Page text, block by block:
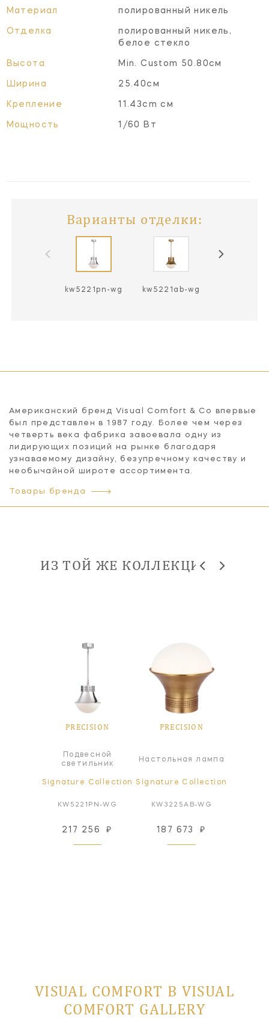
Материал полированный никель
Отделка
полированный никель,
белое стекло
Высота Min. Custom 50.80см
Ширина 25.40см
Крепление 11.43cm см
Мощность 1/60 Вт
Варианты отделки:
kw5221pn-wg kw5221ab-wg
Американский бренд Visual Comfort & Co впервые
был представлен в 1987 году. Более чем через
четверть века фабрика завоевала одну из
лидирующих позиций на рынке благодаря
узнаваемому дизайну, безупречному качеству и
необычайной широте ассортимента.
Товары бренда
ИЗ ТОЙ ЖЕ КОЛЛЕКЦИИ
PRECISION
Подвесной
светильник
Signature Collection
KW5221PN-WG
217 256 ₽
PRECISION
Настольная лампа
Signature Collection
KW3225AB-WG
187 673 ₽
VISUAL COMFORT В VISUAL
COMFORT GALLERY